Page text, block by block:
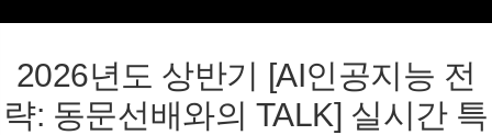
2026년도 상반기 [AI인공지능 전
략: 동문선배와의 TALK] 실시간 특